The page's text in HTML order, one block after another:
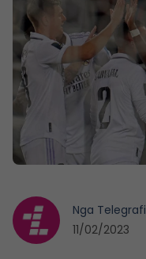
Nga Telegrafi
11/02/2023